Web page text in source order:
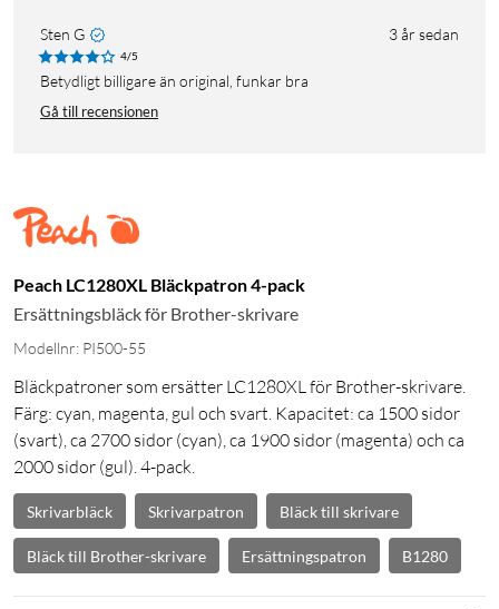
Sten G 3 år sedan
4/5
Betydligt billigare än original, funkar bra
Gå till recensionen
Peach LC1280XL Bläckpatron 4-pack
Ersättningsbläck för Brother-skrivare
Modellnr: PI500-55
Bläckpatroner som ersätter LC1280XL för Brother-skrivare.
Färg: cyan, magenta, gul och svart. Kapacitet: ca 1500 sidor
(svart), ca 2700 sidor (cyan), ca 1900 sidor (magenta) och ca
2000 sidor (gul). 4-pack.
Skrivarbläck Skrivarpatron Bläck till skrivare
Bläck till Brother-skrivare Ersättningspatron B1280